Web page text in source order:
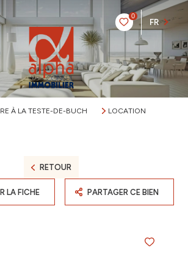
0
FR
À LA TESTE-DE-BUCH
LOCATION
RETOUR
LA FICHE PARTAGER CE BIEN